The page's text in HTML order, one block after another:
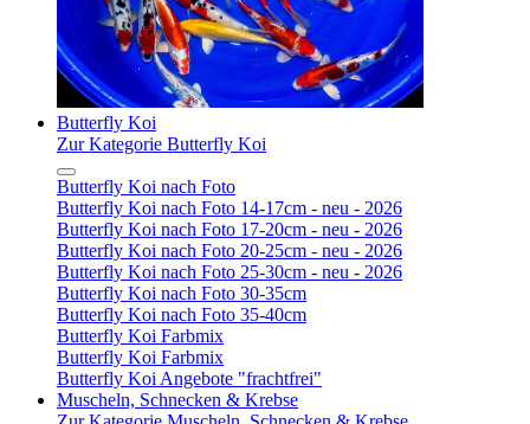
Butterfly Koi
Zur Kategorie Butterfly Koi
Butterfly Koi nach Foto
Butterfly Koi nach Foto 14-17cm - neu - 2026
Butterfly Koi nach Foto 17-20cm - neu - 2026
Butterfly Koi nach Foto 20-25cm - neu - 2026
Butterfly Koi nach Foto 25-30cm - neu - 2026
Butterfly Koi nach Foto 30-35cm
Butterfly Koi nach Foto 35-40cm
Butterfly Koi Farbmix
Butterfly Koi Farbmix
Butterfly Koi Angebote "frachtfrei"
Muscheln, Schnecken & Krebse